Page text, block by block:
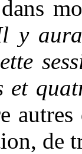
y
et
de